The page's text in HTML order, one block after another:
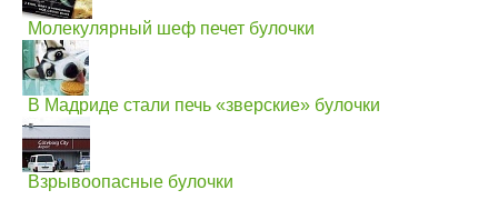
Молекулярный шеф печет булочки
В Мадриде стали печь «зверские» булочки
Взрывоопасные булочки